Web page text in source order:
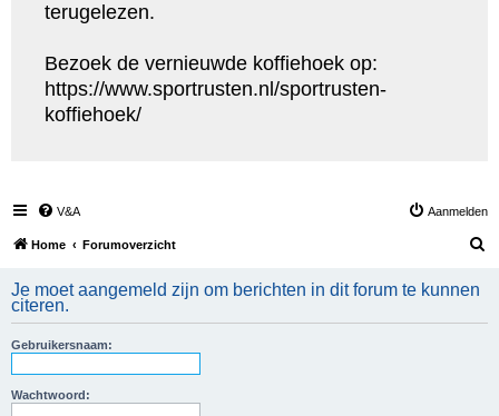
terugelezen.
Bezoek de vernieuwde koffiehoek op:
https://www.sportrusten.nl/sportrusten-
koffiehoek/
V&A Aanmelden
Home Forumoverzicht
k
Je moet aangemeld zijn om berichten in dit forum te kunnen
citeren.
Gebruikersnaam:
Wachtwoord: